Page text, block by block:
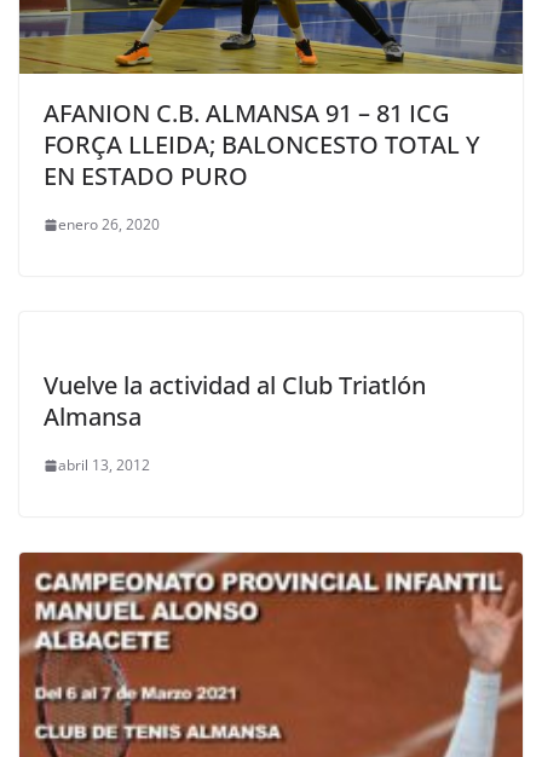
AFANION C.B. ALMANSA 91 – 81 ICG
FORÇA LLEIDA; BALONCESTO TOTAL Y
EN ESTADO PURO
enero 26, 2020
Vuelve la actividad al Club Triatlón
Almansa
abril 13, 2012